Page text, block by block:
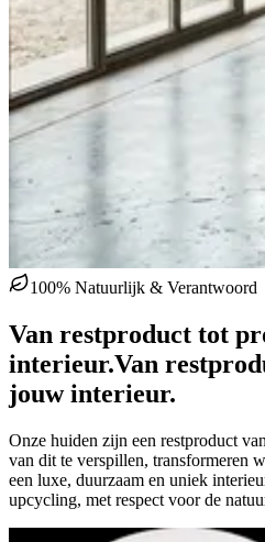
100% Natuurlijk & Verantwoord
Van restproduct tot
interieur.Van
jouw interieur.
Onze huiden zijn een restproduct
van dit te verspillen, transformeren
een luxe, duurzaam en uniek
upcycling, met respect voor de